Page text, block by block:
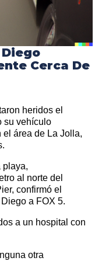
Cerca De
heridos el
su vehículo
área de La Jolla,
playa,
al norte del
confirmó el
a FOX 5.
a un hospital con
otra